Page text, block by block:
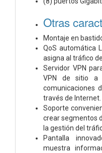
Otras
Montaje en
QoS automática
asigna al tráfico
Servidor VPN
VPN de sitio a
comunicaciones
través de Internet.
Soporte
crear segmentos
la gestión del
Pantalla
muestra